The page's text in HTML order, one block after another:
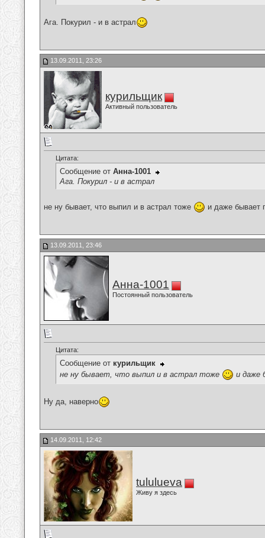
Ага. Покурил - и в астрал
13.09.2011, 23:26
курильщик
Активный пользователь
Цитата:
Сообщение от Анна-1001
Ага. Покурил - и в астрал
не ну бывает, что выпил и в астрал тоже и даже бывает
13.09.2011, 23:46
Анна-1001
Постоянный пользователь
Цитата:
Сообщение от курильщик
не ну бывает, что выпил и в астрал тоже
и даже
Ну да, наверно
14.09.2011, 12:42
tululueva
Живу я здесь